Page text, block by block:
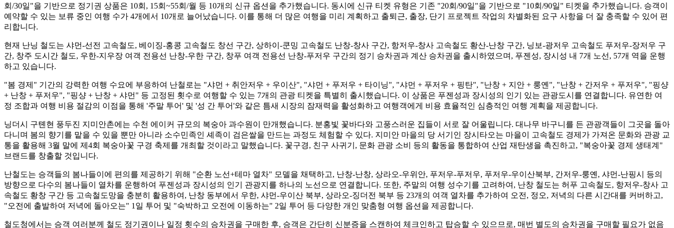
회/30일"을 기반으로 정기권 상품은 10회, 15회~55회/월 등 10개의 신규 옵션을 추가했습니다. 동시에 신규 티켓 유형은 기존 "20회/90일"을 기반으로 "10회/90일" 티켓을 추가했습니다. 승객이
예약할 수 있는 보류 중인 여행 수가 4개에서 10개로 늘어났습니다. 이를 통해 더 많은 여행을 미리 계획하고 출퇴근, 출장, 단기 프로젝트 작업의 차별화된 요구 사항을 더 잘 충족할 수 있어 편
리합니다.
현재 난닝 철도는 샤먼-선전 고속철도, 베이징-홍콩 고속철도 창선 구간, 상하이-쿤밍 고속철도 난창-창사 구간, 항저우-창사 고속철도 황산-난창 구간, 닝보-광저우 고속철도 푸저우-장저우 구
간, 창주 도시간 철도, 우한-지우장 여객 전용선 난창-우한 구간, 창푸 여객 전용선 난창-푸저우 구간의 정기 승차권과 계산 승차권을 출시하였으며, 푸젠성, 장시성 내 7개 노선, 57개 역을 운행
하고 있습니다.
"봄 경제" 기간의 강력한 여행 수요에 부응하여 난철로는 "샤먼 + 취안저우 + 우이산", "샤먼 + 푸저우 + 타이닝", "샤먼 + 푸저우 + 핑탄", "난창 + 지안 + 룽옌", "난창 + 간저우 + 푸저우", "핑샹
+ 난창 + 푸저우", "핑샹 + 난창 + 샤먼" 등 고정된 횟수로 여행할 수 있는 7개의 관광 티켓을 특별히 출시했습니다. 이 상품은 푸젠성과 장시성의 인기 있는 관광도시를 연결합니다. 유연한 여
정 조합과 여행 비용 절감의 이점을 통해 '주말 투어' 및 '성 간 투어'와 같은 틈새 시장의 잠재력을 활성화하고 여행객에게 비용 효율적인 심층적인 여행 계획을 제공합니다.
닝더시 구톈현 풍두진 지미안촌에는 수천 에이커 규모의 복숭아 과수원이 만개했습니다. 분홍빛 꽃바다와 고풍스러운 집들이 서로 잘 어울립니다. 대나무 바구니를 든 관광객들이 그곳을 돌아
다니며 봄의 향기를 맡을 수 있을 뿐만 아니라 소수민족인 셰족이 검은쌀을 만드는 과정도 체험할 수 있다. 지미안 마을의 당 서기인 장시타오는 마을이 고속철도 경제가 가져온 문화와 관광 교
통을 활용해 3월 말에 제4회 복숭아꽃 구경 축제를 개최할 것이라고 말했습니다. 꽃구경, 친구 사귀기, 문화 관광 소비 등의 활동을 통합하여 산업 재탄생을 촉진하고, "복숭아꽃 경제 생태계"
브랜드를 창출할 것입니다.
난철도는 승객들의 봄나들이에 편의를 제공하기 위해 "순환 노선+테마 열차" 모델을 채택하고, 난창-난창, 상라오-우위안, 푸저우-푸저우, 푸저우-우이산북부, 간저우-룽옌, 샤먼-난핑시 등의
방향으로 다수의 봄나들이 열차를 운행하여 푸젠성과 장시성의 인기 관광지를 하나의 노선으로 연결합니다. 또한, 주말의 여행 성수기를 고려하여, 난창 철도는 허푸 고속철도, 항저우-창사 고
속철도 황창 구간 등 고속철도망을 충분히 활용하여, 난창 동부에서 우한, 샤먼-우이산 북부, 상라오-징더전 북부 등 23개의 여객 열차를 추가하여 오전, 정오, 저녁의 다른 시간대를 커버하고,
"오전에 출발하여 저녁에 돌아오는" 1일 투어 및 "숙박하고 오전에 이동하는" 2일 투어 등 다양한 개인 맞춤형 여행 옵션을 제공합니다.
철도청에서는 승객 여러분께 철도 정기권이나 일정 횟수의 승차권을 구매한 후, 승객은 간단히 신분증을 스캔하여 체크인하고 탑승할 수 있으므로, 매번 별도의 승차권을 구매할 필요가 없음